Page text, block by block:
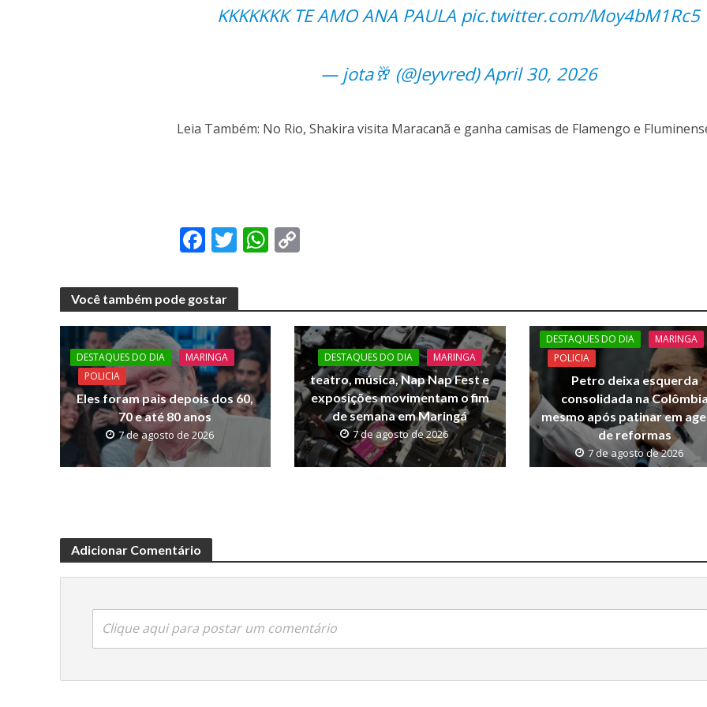
KKKKKKK TE AMO ANA PAULA pic.twitter.com/Moy4bM1Rc5
— jota🥂 (@Jeyvred)April 30, 2026
Leia Também: No Rio, Shakira visita Maracanã e ganha camisas de Flamengo e
F
e
b
o
o
k
T
itt
er
W
s
A
p
p
y
Li
n
k
Você também pode gostar
DESTAQUES DO DIA
MARINGA
POLICIA
Eles foram pais depois dos 60,
70 e até 80 anos
7 de agosto de 2026
DESTAQUES DO DIA MARINGA
teatro, música, Nap Nap Fest e
exposições movimentam o fim
de semana em Maringá
7 de agosto de 2026
DESTAQUES DO DIA
MARINGA
POLICIA
Petro deixa esquerda
consolidada na
mesmo após patinar em
de reformas
7 de agosto de 2026
Adicionar Comentário
Clique aqui para postar um comentário